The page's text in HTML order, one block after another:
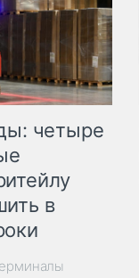
четыре
в